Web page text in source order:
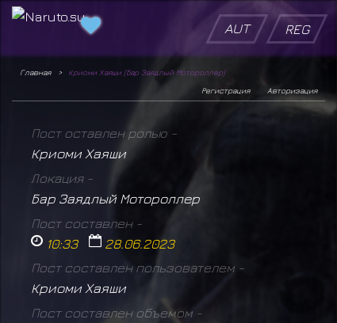
AUT REG
Главная
Криоми Хаяши (Бар Заядлый Мотороллер)
Авторизация
Регистрация
Пост оставлен ролью -
Криоми Хаяши
Локация -
Бар Заядлый Мотороллер
Пост составлен -
10:33 28.06.2023
Пост составлен пользователем -
Криоми Хаяши
Пост составлен объемом -